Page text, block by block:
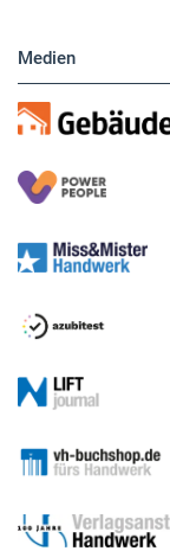
Medien